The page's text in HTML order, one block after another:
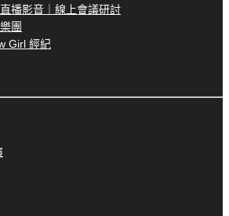
播影音｜線上會議研討
團
Girl 經紀